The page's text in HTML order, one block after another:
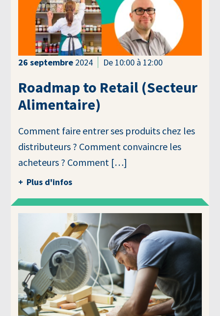
26 septembre 2024 De 10:00 à 12:00
Roadmap to Retail (Secteur
Alimentaire)
Comment faire entrer ses produits chez les
distributeurs ? Comment convaincre les
acheteurs ? Comment […]
Plus d'infos